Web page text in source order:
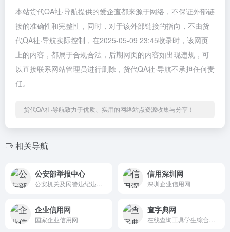
本站货代QA社·导航提供的爱企查都来源于网络，不保证外部链
接的准确性和完整性，同时，对于该外部链接的指向，不由货
代QA社·导航实际控制，在2025-05-09 23:45收录时，该网页
上的内容，都属于合规合法，后期网页的内容如出现违规，可
以直接联系网站管理员进行删除，货代QA社·导航不承担任何责
任。
货代QA社·导航致力于优质、实用的网络站点资源收集与分享！
相关导航
公安部举报中心 信用深圳网
深圳企业信用网
企业信用网
国家企业信用网
查字典网